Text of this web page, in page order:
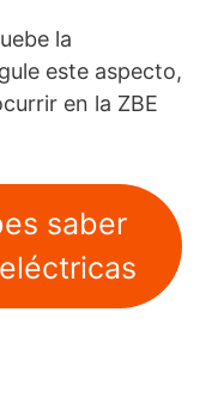
la
este aspecto,
en la ZBE
saber